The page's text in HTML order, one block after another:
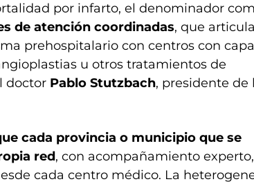
por infarto, el denominador
de atención coordinadas, que
prehospitalario con centros con
u otros tratamientos de
doctor Pablo Stutzbach, presidente de
cada provincia o municipio que se
red, con acompañamiento
cada centro médico. La